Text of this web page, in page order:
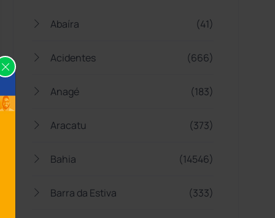
Abaíra (41)
Acidentes (666)
Anagé (183)
Aracatu (373)
Bahia (14546)
Barra da Estiva (333)